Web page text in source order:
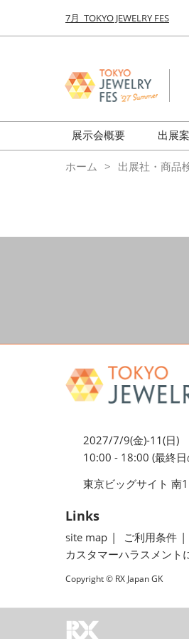
キ
し
て
む
to
7月_TOKYO JEWELRY FES
展示会概要
前回来場者数
ミネラル&ストーン
出展
ホーム 出展社・商品
2027/7/9(金)-11(日)
10:00 - 18:00 (最終
東京ビッグサイト 南
Links
site map ご利用条件
カスタマーハラスメント
Copyright © RX Japan GK